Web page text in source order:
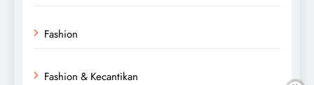
Fashion
Fashion & Kecantikan